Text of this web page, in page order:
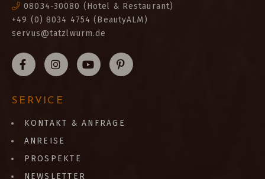
08034-30080 (Hotel & Restaurant)
+49 (0) 8034 4754 (BeautyALM)
servus@tatzlwurm.de
SERVICE
KONTAKT & ANFRAGE
ANREISE
PROSPEKTE
NEWSLETTER